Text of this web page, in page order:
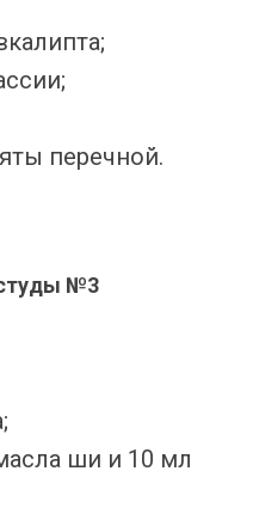
перечной.
№3
ши и 10 мл